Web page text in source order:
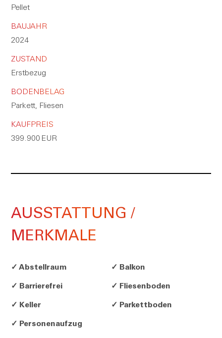
Pellet
BAUJAHR
2024
ZUSTAND
Erstbezug
BODENBELAG
Parkett, Fliesen
KAUFPREIS
399.900 EUR
AUSSTATTUNG /
MERKMALE
✓ Abstellraum ✓ Balkon
✓ Barrierefrei ✓ Fliesenboden
✓ Keller ✓ Parkettboden
✓ Personenaufzug